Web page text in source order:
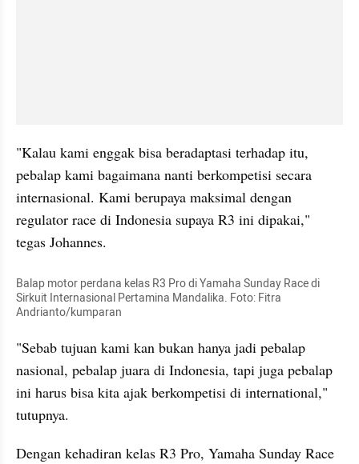
"Kalau kami enggak bisa beradaptasi terhadap itu,
pebalap kami bagaimana nanti berkompetisi secara
internasional. Kami berupaya maksimal dengan
regulator race di Indonesia supaya R3 ini dipakai,"
tegas Johannes.
Balap motor perdana kelas R3 Pro di Yamaha Sunday Race di
Sirkuit Internasional Pertamina Mandalika. Foto: Fitra
Andrianto/kumparan
"Sebab tujuan kami kan bukan hanya jadi pebalap
nasional, pebalap juara di Indonesia, tapi juga pebalap
ini harus bisa kita ajak berkompetisi di international,"
tutupnya.
Dengan kehadiran kelas R3 Pro, Yamaha Sunday Race